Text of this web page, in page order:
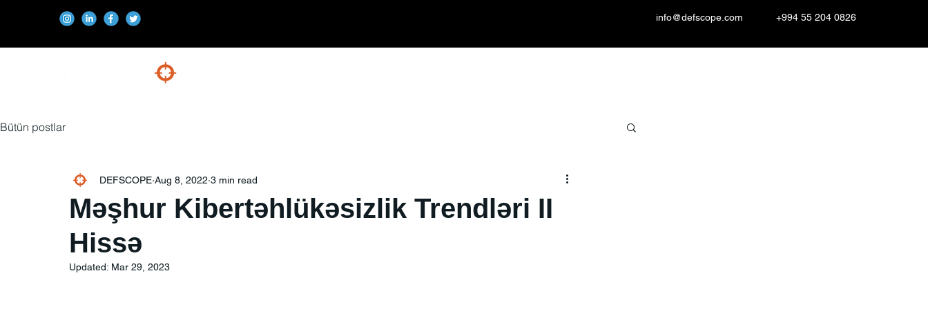
info@defscope.com +994 55 204 0826
Bütün postlar
Məşhur Kibertəhlükəsizlik Trendləri II
Hissə
DEFSCOPE Aug 8, 2022 3 min read
Updated: Mar 29, 2023